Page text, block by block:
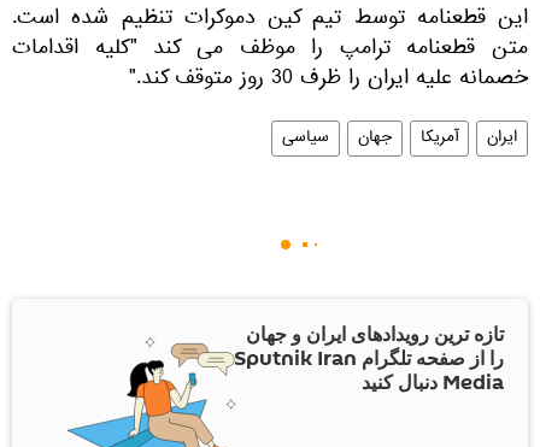
این قطعنامه توسط تیم کین دموکرات تنظیم شده است.
متن قطعنامه ترامپ را موظف می کند "کلیه اقدامات
خصمانه علیه ایران را ظرف 30 روز متوقف کند."
ایران آمریکا جهان سیاسی
تازه ترین رویدادهای ایران و جهان
را از صفحه تلگرام Sputnik Iran
Media دنبال کنید